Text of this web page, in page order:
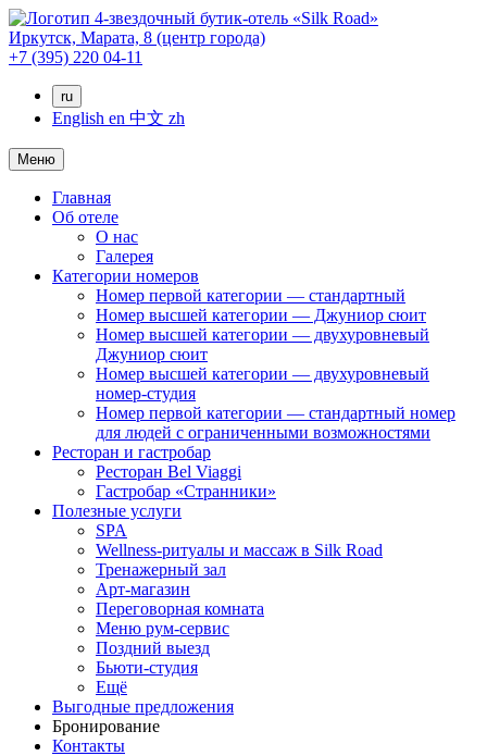
Иркутск, Марата, 8 (центр города)
+7 (395) 220 04-11
ru
English en 中文 zh
Меню
Главная
Об отеле
О нас
Галерея
Категории номеров
Номер первой категории — стандартный
Номер высшей категории — Джуниор сюит
Номер высшей категории — двухуровневый
Джуниор сюит
Номер высшей категории — двухуровневый
номер-студия
Номер первой категории — стандартный номер
для людей с ограниченными возможностями
Ресторан и гастробар
Ресторан Bel Viaggi
Гастробар «Странники»
Полезные услуги
SPA
Wellness-ритуалы и массаж в Silk Road
Тренажерный зал
Арт-магазин
Переговорная комната
Меню рум-сервис
Поздний выезд
Бьюти-студия
Ещё
Выгодные предложения
Бронирование
Контакты